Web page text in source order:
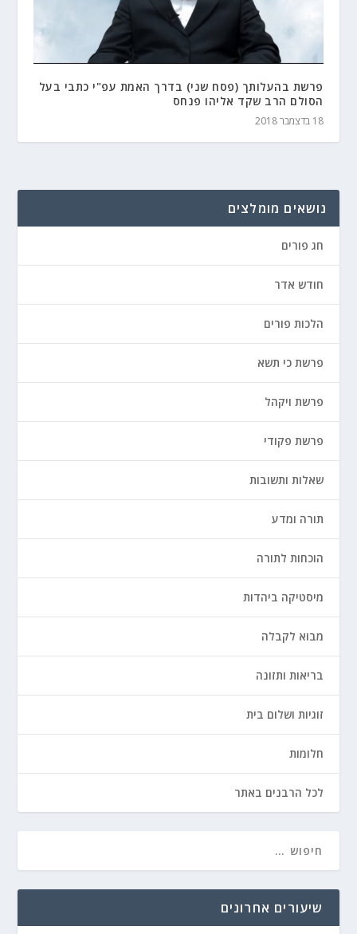
פרשת בהעלותך (פסח שני) בדרך האמת עפ"י כתבי בעל
הסולם הרב שקד אליהו פנחס
18 בדצמבר 2018
נושאים מומלצים
חג פורים
חודש אדר
הלכות פורים
פרשת כי תשא
פרשת ויקהל
פרשת פקודי
שאלות ותשובות
תורה ומדע
הוכחות לתורה
מיסטיקה ביהדות
מבוא לקבלה
בריאות ותזונה
זוגיות ושלום בית
חלומות
לכל הרבנים באתר
שיעורים אחרונים